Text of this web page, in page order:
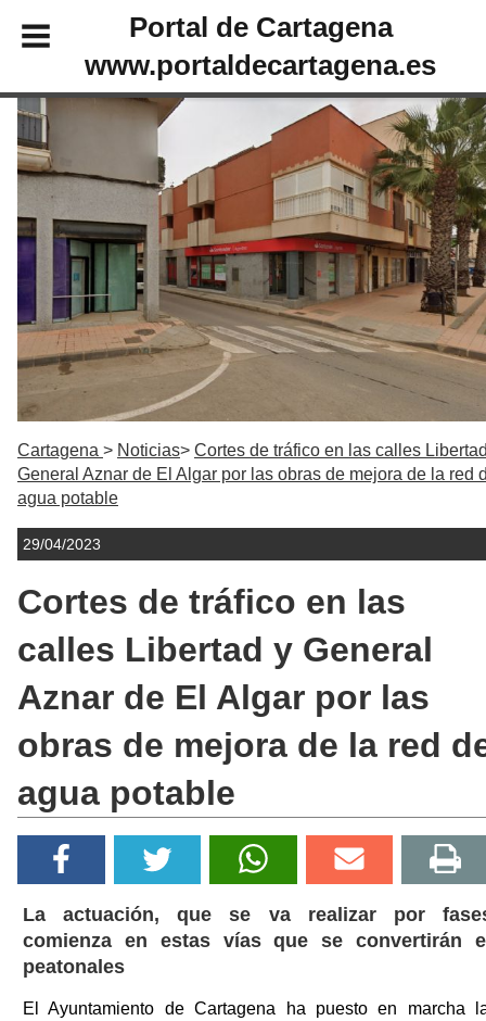
Portal de Cartagena
www.portaldecartagena.es
Cartagena Noticias
Cortes de tráfico en las calles
General Aznar de El Algar por las obras de mejora de la red
agua potable
29/04/2023
Cortes de tráfico en las
calles Libertad y General
Aznar de El Algar por las
obras de mejora de la red
agua potable
La actuación, que se va realizar por
comienza en estas vías que se convertirán
peatonales
El Ayuntamiento de Cartagena ha puesto en marcha